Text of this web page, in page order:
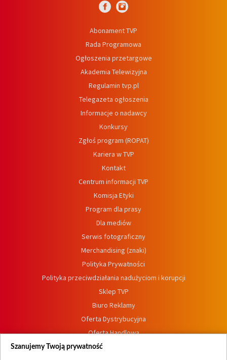
Abonament TVP
Rada Programowa
Ogłoszenia przetargowe
Akademia Telewizyjna
Regulamin tvp.pl
Telegazeta ogłoszenia
Informacje o nadawcy
Konkursy
Zgłoś program (ROPAT)
Kariera w TVP
Kontakt
Centrum informacji TVP
Komisja Etyki
Program dla prasy
Dla mediów
Serwis fotograficzny
Merchandising (znaki)
Polityka Prywatności
Polityka przeciwdziałania nadużyciom i korupcji
Sklep TVP
Biuro Reklamy
Oferta Dystrybucyjna
Oferta Handlowa
Dostępność
Szanujemy Twoją prywatność